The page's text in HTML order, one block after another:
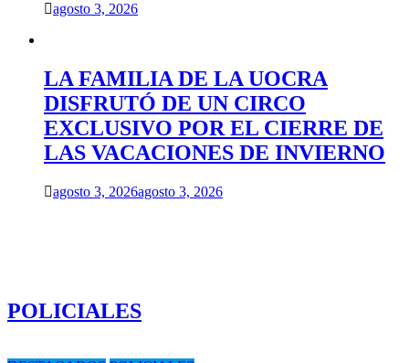
agosto 3, 2026
LA FAMILIA DE LA UOCRA
DISFRUTÓ DE UN CIRCO
EXCLUSIVO POR EL CIERRE DE
LAS VACACIONES DE INVIERNO
agosto 3, 2026agosto 3, 2026
POLICIALES